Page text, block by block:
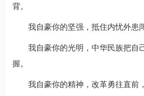
背。
我自豪你的坚强，抵住内忧外患
我自豪你的光明，中华民族把自
握。
我自豪你的精神，改革勇往直前